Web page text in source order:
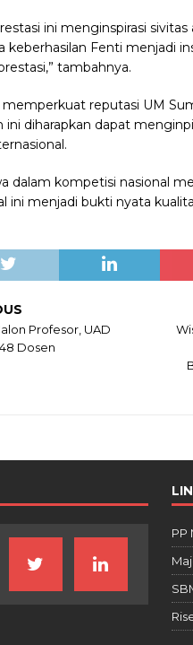
ini menginspirasi
keberhasilan Fenti menjadi
tambahnya.
reputasi UM
ini diharapkan dapat
dalam kompetisi nasional
ini menjadi bukti nyata
Profesor, UAD
Dosen
PP